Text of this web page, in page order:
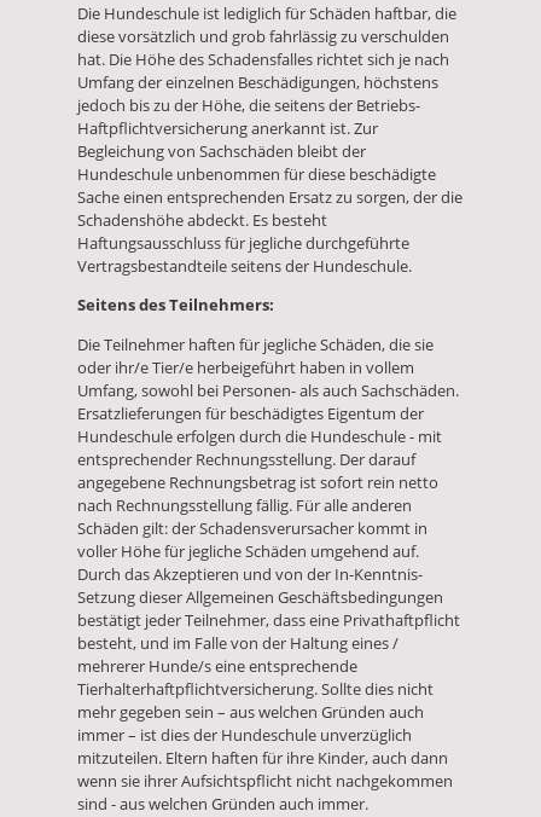
Die Hundeschule ist lediglich für Schäden haftbar, die
diese vorsätzlich und grob fahrlässig zu verschulden
hat. Die Höhe des Schadensfalles richtet sich je nach
Umfang der einzelnen Beschädigungen, höchstens
jedoch bis zu der Höhe, die seitens der Betriebs-
Haftpflichtversicherung anerkannt ist. Zur
Begleichung von Sachschäden bleibt der
Hundeschule unbenommen für diese beschädigte
Sache einen entsprechenden Ersatz zu sorgen, der die
Schadenshöhe abdeckt. Es besteht
Haftungsausschluss für jegliche durchgeführte
Vertragsbestandteile seitens der Hundeschule.
Seitens des Teilnehmers:
Die Teilnehmer haften für jegliche Schäden, die sie
oder ihr/e Tier/e herbeigeführt haben in vollem
Umfang, sowohl bei Personen- als auch Sachschäden.
Ersatzlieferungen für beschädigtes Eigentum der
Hundeschule erfolgen durch die Hundeschule - mit
entsprechender Rechnungsstellung. Der darauf
angegebene Rechnungsbetrag ist sofort rein netto
nach Rechnungsstellung fällig. Für alle anderen
Schäden gilt: der Schadensverursacher kommt in
voller Höhe für jegliche Schäden umgehend auf.
Durch das Akzeptieren und von der In-Kenntnis-
Setzung dieser Allgemeinen Geschäftsbedingungen
bestätigt jeder Teilnehmer, dass eine Privathaftpflicht
besteht, und im Falle von der Haltung eines /
mehrerer Hunde/s eine entsprechende
Tierhalterhaftpflichtversicherung. Sollte dies nicht
mehr gegeben sein – aus welchen Gründen auch
immer – ist dies der Hundeschule unverzüglich
mitzuteilen. Eltern haften für ihre Kinder, auch dann
wenn sie ihrer Aufsichtspflicht nicht nachgekommen
sind - aus welchen Gründen auch immer.